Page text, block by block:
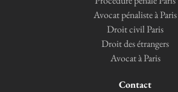
Avocat pénaliste à Paris
Droit civil Paris
Droit des étrangers
Avocat à Paris
Contact